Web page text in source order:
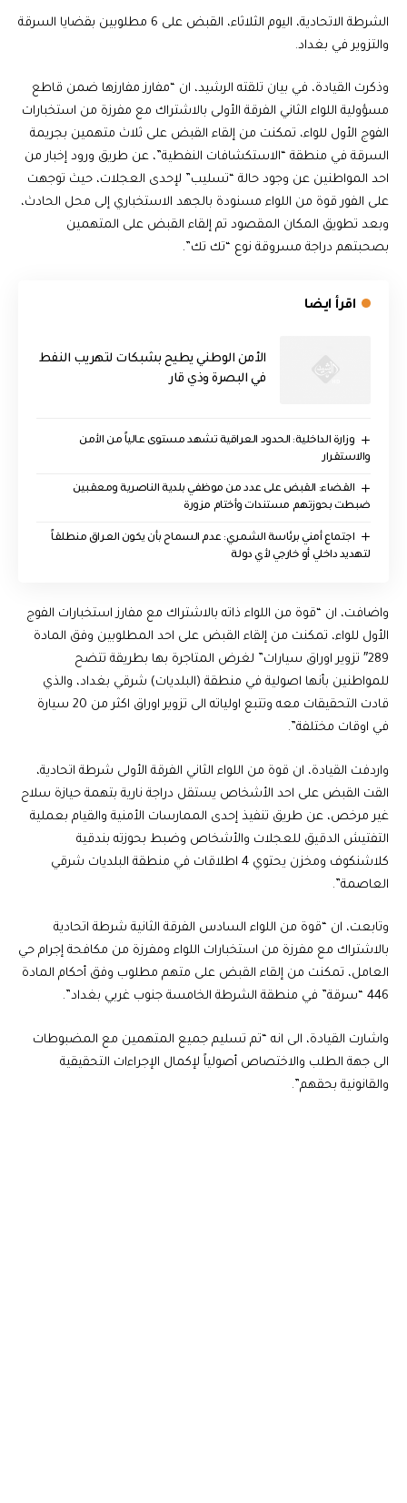
الشرطة الاتحادية، اليوم الثلاثاء، القبض على 6 مطلوبين بقضايا السرقة
والتزوير في بغداد.
وذكرت القيادة، في بيان تلقته الرشيد، ان “مفارز مفارزها ضمن قاطع
مسؤولية اللواء الثاني الفرقة الأولى بالاشتراك مع مفرزة من استخبارات
الفوج الأول للواء، تمكنت من إلقاء القبض على ثلاث متهمين بجريمة
السرقة في منطقة “الاستكشافات النفطية”، عن طريق ورود إخبار من
احد المواطنين عن وجود حالة “تسليب” لإحدى العجلات، حيث توجهت
على الفور قوة من اللواء مسنودة بالجهد الاستخباري إلى محل الحادث،
وبعد تطويق المكان المقصود تم إلقاء القبض على المتهمين
بصحبتهم دراجة مسروقة نوع “تك تك”.
اقرأ ايضا
الأمن الوطني يطيح بشبكات لتهريب النفط
في البصرة وذي قار
وزارة الداخلية: الحدود العراقية تشهد مستوى عالياً من الأمن
والاستقرار
القضاء: القبض على عدد من موظفي بلدية الناصرية ومعقبين
ضبطت بحوزتهم مستندات وأختام مزورة
اجتماع أمني برئاسة الشمري: عدم السماح بأن يكون العراق منطلقاً
لتهديد داخلي أو خارجي لأي دولة
واضافت، ان “قوة من اللواء ذاته بالاشتراك مع مفارز استخبارات الفوج
الأول للواء، تمكنت من إلقاء القبض على احد المطلوبين وفق المادة
289″ تزوير اوراق سيارات” لغرض المتاجرة بها بطريقة تتضح
للمواطنين بأنها اصولية في منطقة (البلديات) شرقي بغداد، والذي
قادت التحقيقات معه وتتبع اولياته الى تزوير اوراق اكثر من 20 سيارة
في اوقات مختلفة”.
واردفت القيادة، ان قوة من اللواء الثاني الفرقة الأولى شرطة اتحادية،
القت القبض على احد الأشخاص يستقل دراجة نارية بتهمة حيازة سلاح
غير مرخص، عن طريق تنفيذ إحدى الممارسات الأمنية والقيام بعملية
التفتيش الدقيق للعجلات والأشخاص وضبط بحوزته بندقية
كلاشنكوف ومخزن يحتوي 4 اطلاقات في منطقة البلديات شرقي
العاصمة”.
وتابعت، ان “قوة من اللواء السادس الفرقة الثانية شرطة اتحادية
بالاشتراك مع مفرزة من استخبارات اللواء ومفرزة من مكافحة إجرام حي
العامل، تمكنت من إلقاء القبض على متهم مطلوب وفق أحكام المادة
446 “سرقة” في منطقة الشرطة الخامسة جنوب غربي بغداد”.
واشارت القيادة، الى انه “تم تسليم جميع المتهمين مع المضبوطات
الى جهة الطلب والاختصاص أصولياً لإكمال الإجراءات التحقيقية
والقانونية بحقهم”.